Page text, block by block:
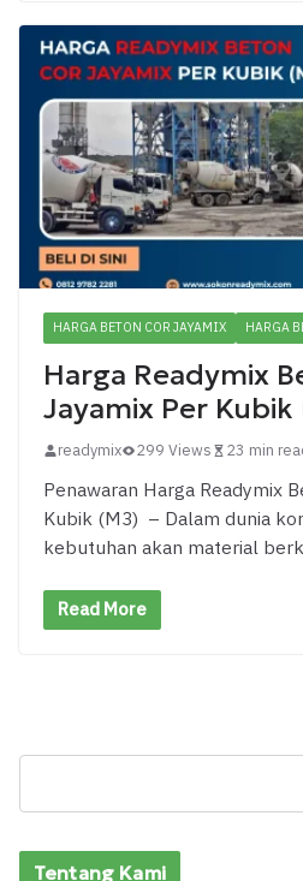
HARGA BETON COR JAYAMIX HARGA
Harga Readymix
Jayamix Per Kubik
readymix 299 Views 23 min
Penawaran Harga Readymix
Kubik (M3) – Dalam dunia
kebutuhan akan material
Read More
Tentang Kami